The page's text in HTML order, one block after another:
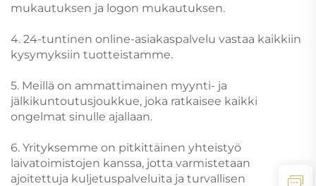
mukautuksen ja logon mukautuksen.
4. 24-tuntinen online-asiakaspalvelu vastaa kaikkiin
kysymyksiin tuotteistamme.
5. Meillä on ammattimainen myynti- ja
jälkikuntoutusjoukkue, joka ratkaisee kaikki
ongelmat sinulle ajallaan.
6. Yrityksemme on pitkittäinen yhteistyö
laivatoimistojen kanssa, jotta varmistetaan
ajoitettuja kuljetuspalveluita ja turvallisen